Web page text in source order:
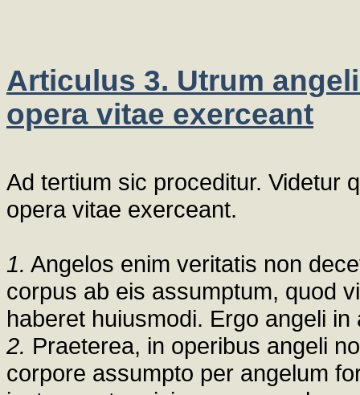
Articulus 3. Utrum
opera vitae exerceant
Ad tertium sic proceditur. Videtur
opera vitae exerceant.
1. Angelos enim veritatis non
corpus ab eis assumptum, quod
haberet huiusmodi. Ergo angeli
2. Praeterea, in operibus angeli
corpore assumpto per angelum